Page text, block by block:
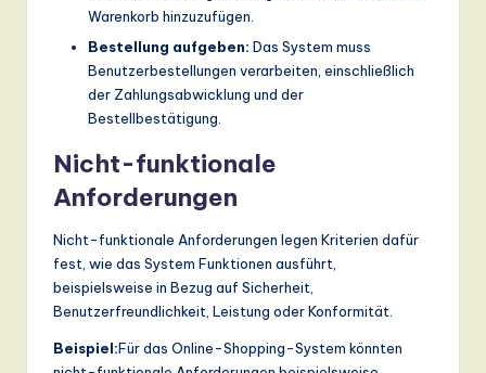
Warenkorb hinzuzufügen.
Bestellung aufgeben: Das System muss
Benutzerbestellungen verarbeiten, einschließlich
der Zahlungsabwicklung und der
Bestellbestätigung.
Nicht-funktionale
Anforderungen
Nicht-funktionale Anforderungen legen Kriterien dafür
fest, wie das System Funktionen ausführt,
beispielsweise in Bezug auf Sicherheit,
Benutzerfreundlichkeit, Leistung oder Konformität.
Beispiel:Für das Online-Shopping-System könnten